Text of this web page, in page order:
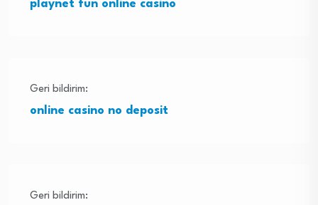
playnet fun online casino
Geri bildirim:
online casino no deposit
Geri bildirim: